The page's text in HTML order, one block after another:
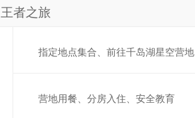
王者之旅
指定地点集合、前往千岛湖星空营地
营地用餐、分房入住、安全教育